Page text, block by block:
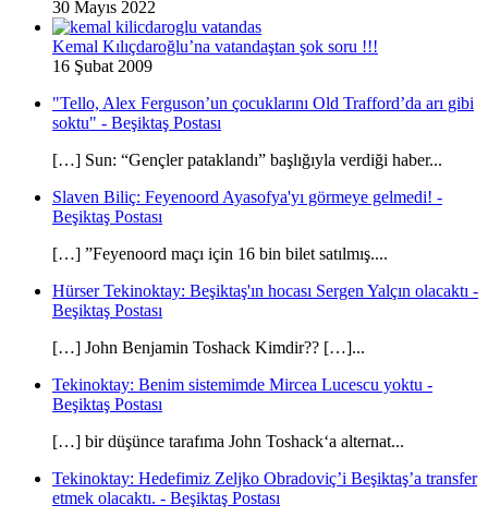
30 Mayıs 2022
Kemal Kılıçdaroğlu’na vatandaştan şok soru !!!
16 Şubat 2009
"Tello, Alex Ferguson’un çocuklarını Old Trafford’da arı gibi
soktu" - Beşiktaş Postası
[…] Sun: “Gençler pataklandı” başlığıyla verdiği haber...
Slaven Biliç: Feyenoord Ayasofya'yı görmeye gelmedi! -
Beşiktaş Postası
[…] ”Feyenoord maçı için 16 bin bilet satılmış....
Hürser Tekinoktay: Beşiktaş'ın hocası Sergen Yalçın olacaktı -
Beşiktaş Postası
[…] John Benjamin Toshack Kimdir?? […]...
Tekinoktay: Benim sistemimde Mircea Lucescu yoktu -
Beşiktaş Postası
[…] bir düşünce tarafıma John Toshack‘a alternat...
Tekinoktay: Hedefimiz Zeljko Obradoviç’i Beşiktaş’a transfer
etmek olacaktı. - Beşiktaş Postası